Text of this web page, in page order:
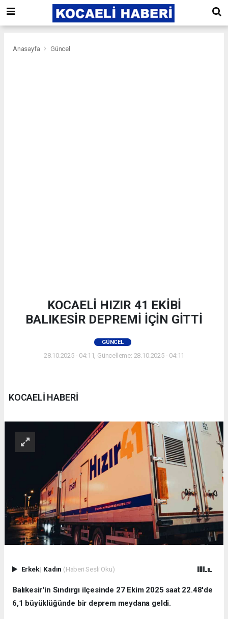
Anasayfa Güncel
KOCAELİ HIZIR 41 EKİBİ
BALIKESİR DEPREMİ İÇİN GİTTİ
GÜNCEL
28.10.2025 - 04:11, Güncelleme: 28.10.2025 - 04:11
KOCAELİ HABERİ
Erkek| Kadın (Haberi Sesli Oku)
Balıkesir'in Sındırgı ilçesinde 27 Ekim 2025 saat 22.48'de
6,1 büyüklüğünde bir deprem meydana geldi.